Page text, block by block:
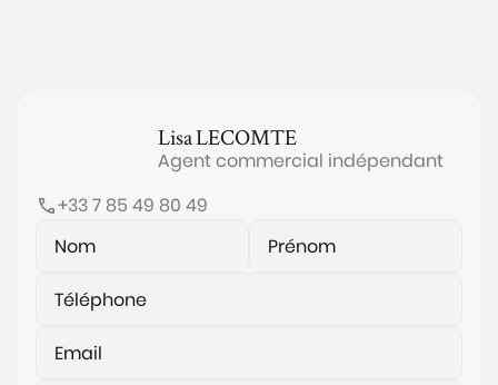
LisaLECOMTE
Agent commercial indépendant
+33 7 85 49 80 49